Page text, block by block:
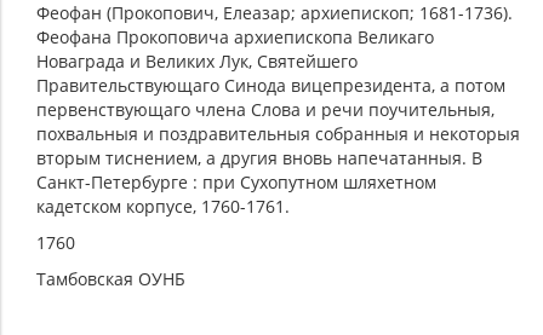
Феофан (Прокопович, Елеазар; архиепископ; 1681-1736).
Феофана Прокоповича архиепископа Великаго
Новаграда и Великих Лук, Святейшего
Правительствующаго Синода вицепрезидента, а потом
первенствующаго члена Слова и речи поучительныя,
похвальныя и поздравительныя собранныя и некоторыя
вторым тиснением, а другия вновь напечатанныя. В
Санкт-Петербурге : при Сухопутном шляхетном
кадетском корпусе, 1760-1761.
1760
Тамбовская ОУНБ